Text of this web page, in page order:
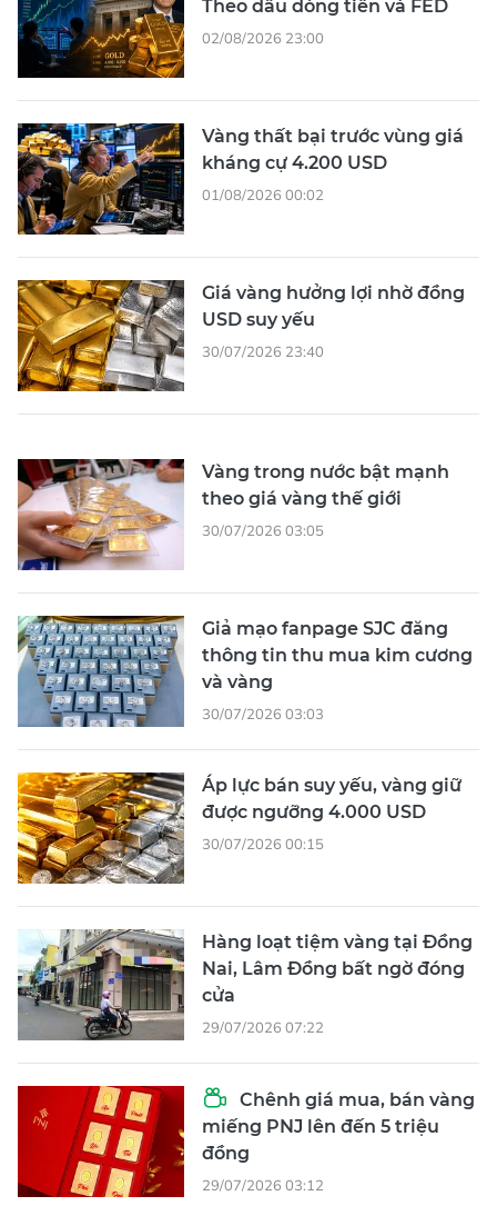
Theo dấu dòng tiền và FED
02/08/2026 23:00
Vàng thất bại trước vùng giá
kháng cự 4.200 USD
01/08/2026 00:02
Giá vàng hưởng lợi nhờ đồng
USD suy yếu
30/07/2026 23:40
Vàng trong nước bật mạnh
theo giá vàng thế giới
30/07/2026 03:05
Giả mạo fanpage SJC đăng
thông tin thu mua kim cương
và vàng
30/07/2026 03:03
Áp lực bán suy yếu, vàng giữ
được ngưỡng 4.000 USD
30/07/2026 00:15
Hàng loạt tiệm vàng tại Đồng
Nai, Lâm Đồng bất ngờ đóng
cửa
29/07/2026 07:22
Chênh giá mua, bán vàng
miếng PNJ lên đến 5 triệu
đồng
29/07/2026 03:12